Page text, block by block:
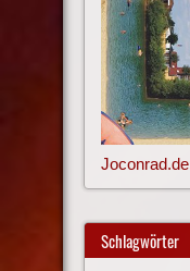
Joconrad.de
Schlagwörter